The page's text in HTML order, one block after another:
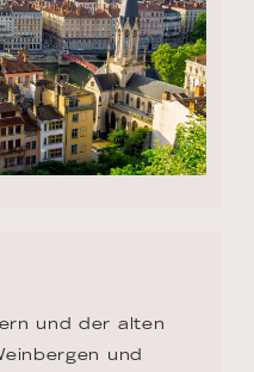
und der alten
und